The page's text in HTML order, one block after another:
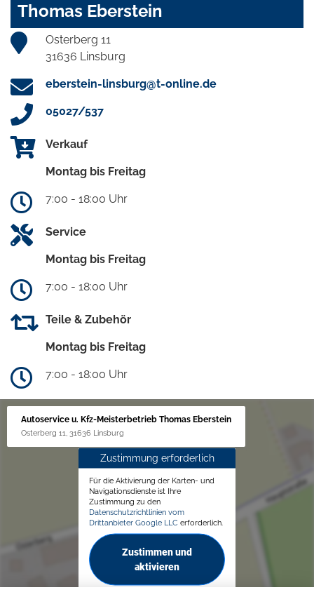
Thomas Eberstein
Osterberg 11
31636 Linsburg
eberstein-linsburg@t-online.de
05027/537
Verkauf
Montag bis Freitag
7:00 - 18:00 Uhr
Service
Montag bis Freitag
7:00 - 18:00 Uhr
Teile & Zubehör
Montag bis Freitag
7:00 - 18:00 Uhr
Autoservice u. Kfz-Meisterbetrieb Thomas Eberstein
Osterberg 11, 31636 Linsburg
Zustimmung erforderlich
Für die Aktivierung der Karten- und
Navigationsdienste ist Ihre
Zustimmung zu den
Datenschutzrichtlinien vom
Drittanbieter Google LLC erforderlich.
Zustimmen und
aktivieren